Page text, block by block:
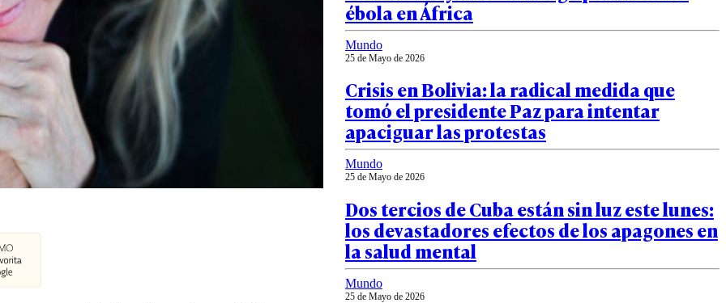
ébola en África
Mundo
25 de Mayo de 2026
Crisis en Bolivia: la radical medida que
tomó el presidente Paz para intentar
apaciguar las protestas
Mundo
25 de Mayo de 2026
Dos tercios de Cuba están sin luz este lunes:
los devastadores efectos de los apagones en
la salud mental
Mundo
25 de Mayo de 2026